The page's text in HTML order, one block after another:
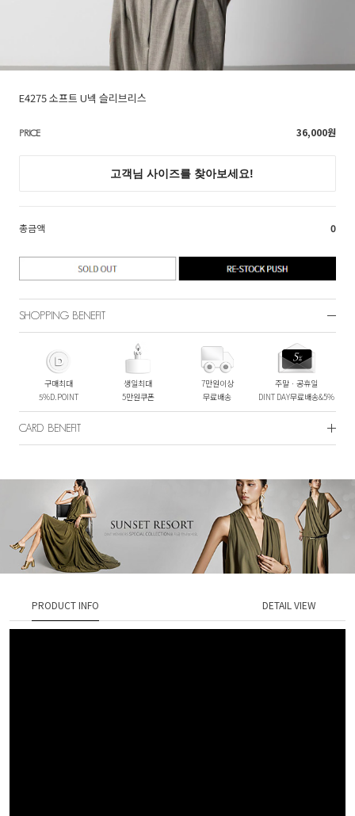
E4275 소프트 U넥 슬리브리스
PRICE 36,000원
총금액 0
SHOPPING BENEFIT
구매최대
5%D.POINT
생일최대
5만원쿠폰
7만원이상
무료배송
주말ㆍ공휴일
DINT DAY무료배송&5%
CARD BENEFIT
PRODUCT INFO DETAIL VIEW